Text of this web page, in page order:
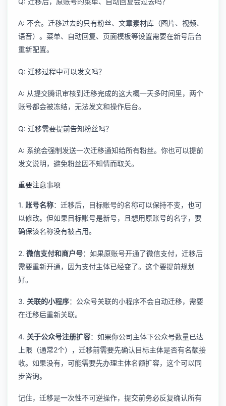
A: 不会。迁移过去的只有粉丝、文章素材库（图片、视频、
语音）。菜单、自动回复、页面模板等设置需要在新号后台
重新配置。
Q: 迁移过程中可以发文吗？
A: 从提交腾讯审核到迁移完成的这大概一天多时间里，两个
账号都会被冻结，无法发文和操作后台。
Q: 迁移需要提前告知粉丝吗？
A: 系统会强制发送一次迁移通知给所有粉丝。你也可以提前
发文说明，避免粉丝因不知情而取关。
重要注意事项
1. 账号名称：迁移后，目标账号的名称可以保持不变，也可
以修改。但如果目标账号是新号，且想用原账号的名字，要
确保该名称没有被占用。
2. 微信支付和商户号：如果原账号开通了微信支付，迁移后
需要重新开通，因为支付主体已经变了。这个要提前规划
好。
3. 关联的小程序：公众号关联的小程序不会自动迁移，需要
在迁移后重新关联。
4. 关于公众号注册扩容：如果你公司主体下公众号数量已达
上限（通常2个），迁移前需要先确认目标主体是否有名额接
收。如果没有，可能需要先办理主体名额扩容，这个可以同
步咨询。
记住，迁移是一次性不可逆操作，提交前务必反复确认所有